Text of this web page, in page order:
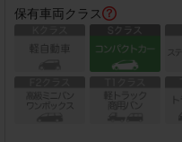
保有車両クラス